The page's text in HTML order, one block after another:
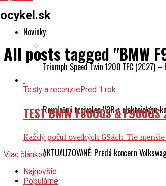
Novinky
Triumph Speed Twin 1200 TFC (2027)
Revolučný trojvalec V3R s elektrickým
AKTUALIZOVANÉ: Predá koncern
All posts tagged "BMW
Testy a recenziePred 1 rok
TEST BMW F800GS &
Každý počul oveľkých GSách. Tie
Viac článkov
Najnovšie
Populárne